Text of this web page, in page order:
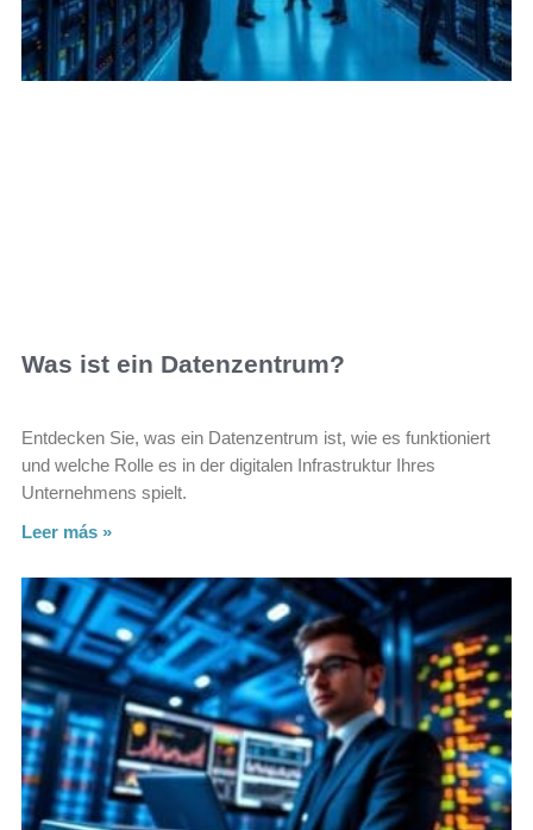
Was ist ein Datenzentrum?
Entdecken Sie, was ein Datenzentrum ist, wie es funktioniert
und welche Rolle es in der digitalen Infrastruktur Ihres
Unternehmens spielt.
Leer más »